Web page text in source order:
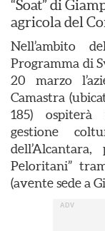
“Soat” di
agricola del
Nell’ambito
Programma di
20 marzo
Camastra
185)
gestione
Peloritani”
(avente sede a